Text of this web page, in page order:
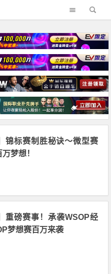
锦标赛制胜秘诀～微型赛
梦想！
重磅赛事！承袭WSOP经
梦想赛百万来袭